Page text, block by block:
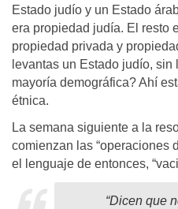
Estado judío y un Estado
era propiedad judía. El resto
propiedad privada y
levantas un Estado judío,
mayoría demográfica? Ahí
étnica.
La semana siguiente a la
comienzan las “operaciones
el lenguaje de entonces,
“Dicen que